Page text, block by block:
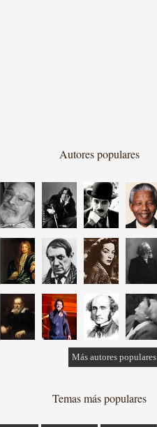
Autores populares
Más autores populares
Temas más populares